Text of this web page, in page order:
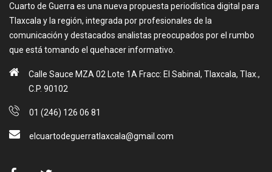
Cuarto de Guerra es una nueva propuesta periodística digital para
Tlaxcala y la región, integrada por profesionales de la
comunicación y destacados analistas preocupados por el rumbo
que está tomando el quehacer informativo.
Calle Sauce MZA 02 Lote 1A Fracc: El Sabinal, Tlaxcala, Tlax.,
C.P. 90102
01 (246) 126 06 81
elcuartodeguerratlaxcala@gmail.com